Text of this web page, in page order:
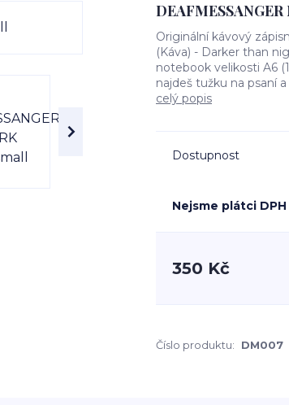
Originální kávový
(Káva) - Darker than
notebook velikosti A6
najdeš tužku na psaní
celý popis
Dostupnost
Nejsme plátci DPH
350 Kč
Číslo produktu: DM007